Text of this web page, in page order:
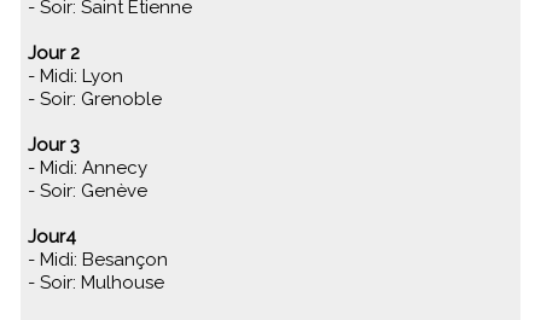
- Soir: Saint Etienne
Jour 2
- Midi: Lyon
- Soir: Grenoble
Jour 3
- Midi: Annecy
- Soir: Genève
Jour4
- Midi: Besançon
- Soir: Mulhouse